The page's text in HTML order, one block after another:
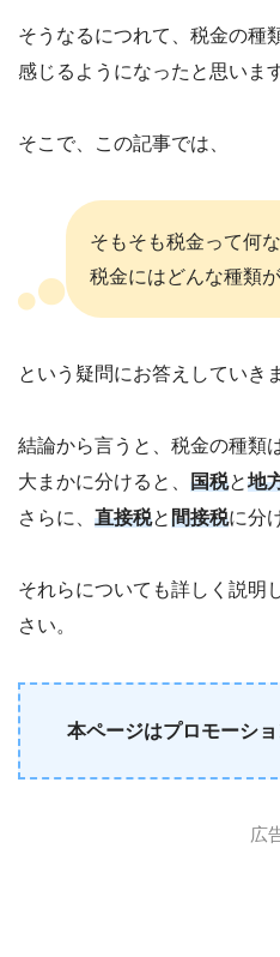
そうなるにつれて、税金の種
感じるようになったと思います
そこで、この記事では、
そもそも税金って何
税金にはどんな種類
という疑問にお答えしていき
結論から言うと、税金の種類
大まかに分けると、 国税と地
さらに、 直接税と間接税に分
それらについても詳しく説明
さい。
本ページはプロモーショ
広